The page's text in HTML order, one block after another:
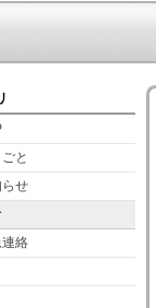
と
らせ
絡